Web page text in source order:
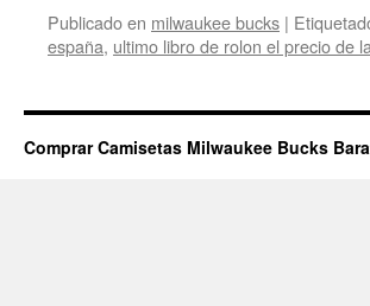
Publicado en milwaukee bucks |
españa, ultimo libro de rolon el precio de
Comprar Camisetas Milwaukee Bucks